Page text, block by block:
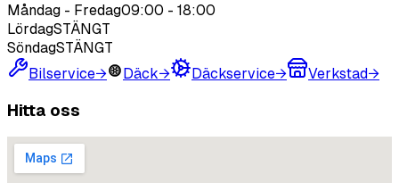
Måndag - Fredag09:00 - 18:00
LördagSTÄNGT
SöndagSTÄNGT
Bilservice→ Däck→ Däckservice→ Verkstad→
Hitta oss